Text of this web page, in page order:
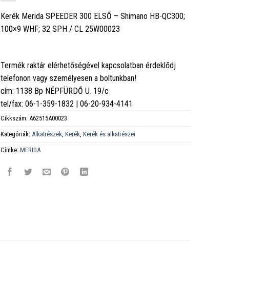
Kerék Merida SPEEDER 300 ELSŐ – Shimano HB-QC300;
100×9 WHF; 32 SPH / CL 25W00023
Termék raktár elérhetőségével kapcsolatban érdeklődj
telefonon vagy személyesen a boltunkban!
cím: 1138 Bp NÉPFÜRDŐ U. 19/c
tel/fax: 06-1-359-1832 | 06-20-934-4141
Cikkszám: A62515A00023
Kategóriák: Alkatrészek ,Kerék ,Kerék és alkatrészei
Címke:MERIDA